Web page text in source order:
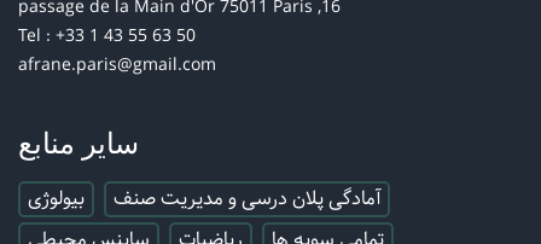
16, passage de la Main d'Or 75011 Paris
Tel : +33 1 43 55 63 50
afrane.paris@gmail.com
سایر منابع
آمادگی پلان درسی و مدیریت صنف
بیولوژی